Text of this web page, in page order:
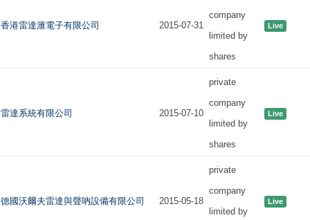
香港雷達滙電子有限公司 2015-07-31
company
limited by
shares
Live
雷達系統有限公司 2015-07-10
private
company
limited by
shares
Live
德國沃爾夫雷達與聲吶設備有限公司 2015-05-18
private
company
limited by
Live